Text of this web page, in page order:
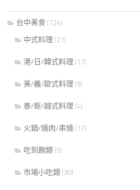
台中美食 (124)
中式料理 (21)
港/日/韓式料理 (17)
美/義/歐式料理 (9)
泰/新/越式料理 (4)
火鍋/燒肉/串燒 (17)
吃到飽類 (5)
市場小吃類 (30)